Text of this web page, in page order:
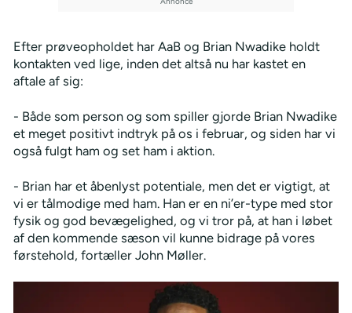
Efter prøveopholdet har AaB og Brian Nwadike holdt
kontakten ved lige, inden det altså nu har kastet en
aftale af sig:
- Både som person og som spiller gjorde Brian Nwadike
et meget positivt indtryk på os i februar, og siden har vi
også fulgt ham og set ham i aktion.
- Brian har et åbenlyst potentiale, men det er vigtigt, at
vi er tålmodige med ham. Han er en ni’er-type med stor
fysik og god bevægelighed, og vi tror på, at han i løbet
af den kommende sæson vil kunne bidrage på vores
førstehold, fortæller John Møller.